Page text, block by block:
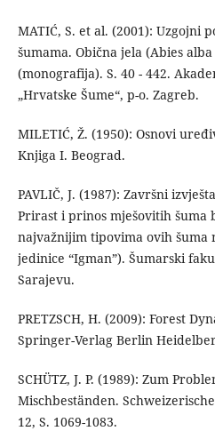
MATIĆ, S. et al. (2001): Uzgojni
šumama. Obična jela (Abies
(monografija). S. 40 - 442.
„Hrvatske Šume“, p-o. Zagreb.
MILETIĆ, Ž. (1950): Osnovi
Knjiga I. Beograd.
PAVLIČ, J. (1987): Završni
Prirast i prinos mješovitih šuma
najvažnijim tipovima ovih
jedinice “Igman”). Šumarski
Sarajevu.
PRETZSCH, H. (2009): Forest
Springer-Verlag Berlin
SCHÜTZ, J. P. (1989): Zum
Mischbeständen.
12, S. 1069-1083.